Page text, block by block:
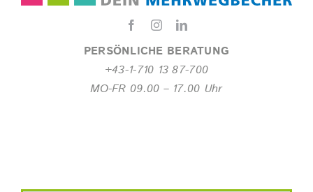
PERSÖNLICHE BERATUNG
+43-1-710 13 87-700
MO-FR 09.00 – 17.00 Uhr
Nachhaltigkeit